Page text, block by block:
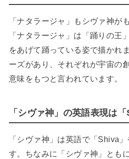
「ナタラージャ」もシヴァ神が
「ナタラージャ」は「踊りの王
をあげて踊っている姿で描かれ
ーズがあり、それぞれが宇宙の
意味をもつと言われています。
「シヴァ神」の英語表現は「
「シヴァ神」は英語で「Shiva
す。ちなみに「シヴァ神」とも